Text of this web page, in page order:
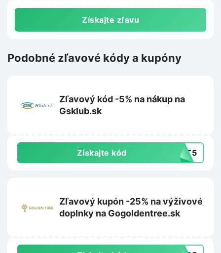
Získajte zľavu
Podobné zľavové kódy a kupóny
Zľavový kód -5% na nákup na
Gsklub.sk
Získajte kód UST5
Zľavový kupón -25% na výživové
doplnky na Gogoldentree.sk